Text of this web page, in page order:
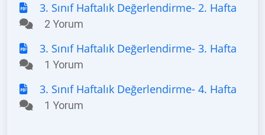
3. Sınıf Haftalık Değerlendirme- 2. Hafta
2 Yorum
3. Sınıf Haftalık Değerlendirme- 3. Hafta
1 Yorum
3. Sınıf Haftalık Değerlendirme- 4. Hafta
1 Yorum